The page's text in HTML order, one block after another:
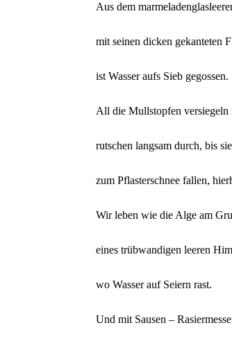
Aus dem
mit seinen dicken gekanteten
ist Wasser aufs Sieb gegossen.
All die Mullstopfen versiegeln
rutschen langsam durch, bis sie
zum Pflasterschnee fallen,
Wir leben wie die Alge am
eines trübwandigen leeren
wo Wasser auf Seiern rast.
Und mit Sausen –